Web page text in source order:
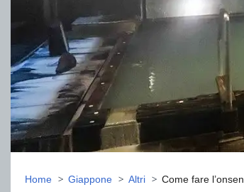
Home Giappone Altri Come fare l’onsen